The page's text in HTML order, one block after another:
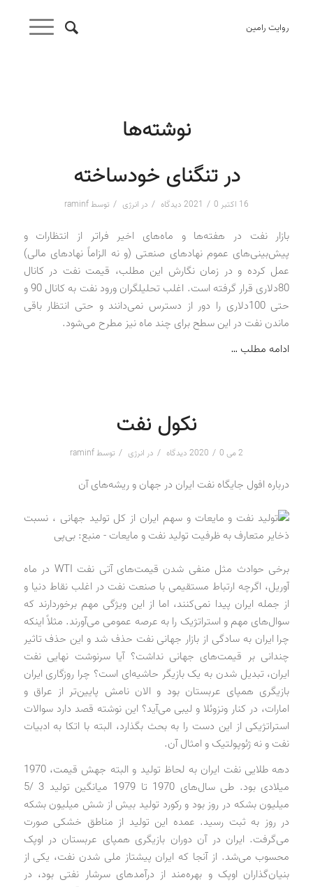
روایت رامین
نوشته‌ها
در تنگنای خودساخته
16 اکتبر 2021 / 0 دیدگاه / در انرژی / توسط raminf
بازار نفت در هفته‌ها و ماه‌های اخیر فراتر از انتظارات و
پیش‌بینی‌های عموم نهادهای صنعتی (و نه الزاماً نهادهای مالی)
عمل کرده و در زمان نگارش این مطلب، قیمت نفت در کانال
80‌دلاری قرار گرفته است. اغلب تحلیلگران ورود نفت به کانال 90 و
حتی 100‌دلاری را دور از دسترس نمی‌دانند و حتی انتظار باقی
ماندن نفت در این سطح برای چند ماه نیز مطرح می‌شود.
ادامه مطلب …
نکول نفت
2 می 2020 / 0 دیدگاه / در انرژی / توسط raminf
درباره افول جایگاه نفت ایران در جهان و ریشه‌های آن
برخی حوادث مثل منفی شدن قیمت‌های آتی نفت WTI در ماه
آوریل، اگرچه ارتباط مستقیمی با صنعت نفت در اغلب نقاط دنیا و
از جمله ایران پیدا نمی‌کنند، اما از این ویژگی مهم برخوردارند که
سوال‌های مهم و استراتژیک را به عرصه عمومی می‌آورند. مثلاً اینکه
چرا ایران به سادگی از بازار جهانی نفت حذف شد و این حذف تاثیر
چندانی بر قیمت‌های جهانی نداشت؟ آیا سرنوشت نهایی نفت
ایران، تبدیل شدن به یک بازیگر حاشیه‌ای است؟ چرا روزگاری ایران
بازیگری همپای عربستان بود و الان نامش پایین‌تر از عراق و
امارات، در کنار ونزوئلا و لیبی می‌آید؟ این نوشته قصد دارد سوالات
استراتژیکی از این دست را به بحث بگذارد، البته با اتکا به ادبیات
نفت و نه ژئوپولتیک و امثال آن.
دهه طلایی نفت ایران به لحاظ تولید و البته جهش قیمت، 1970
میلادی بود. طی سال‌های 1970 تا 1979 میانگین تولید 3 /5
میلیون بشکه در روز بود و رکورد تولید بیش از شش میلیون بشکه
در روز به ثبت رسید. عمده این تولید از مناطق خشکی صورت
می‌گرفت. ایران در آن دوران بازیگری همپای عربستان در اوپک
محسوب می‌شد. از آنجا که ایران پیشتاز ملی شدن نفت، یکی از
بنیان‌گذاران اوپک و بهره‌مند از درآمدهای سرشار نفتی بود، در